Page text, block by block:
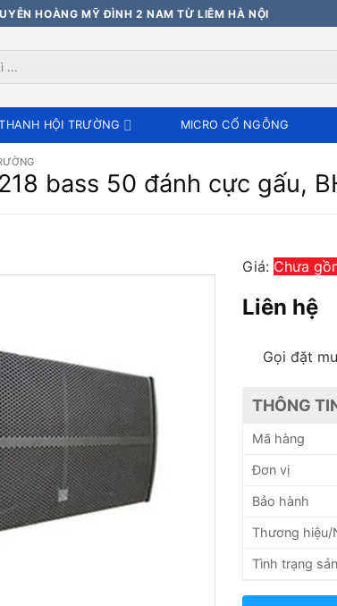
HOÀNG MỸ ĐÌNH 2 NAM TỪ LIÊM HÀ NỘI
HỘI TRƯỜNG MICRO CỔ NGỖNG
bass 50 đánh cực gấu,
Giá: Chưa
Liên hệ
Gọi đặt
THÔNG
Mã hàng
Đơn vị
Bảo hành
Thương hiệu/
Tình trạng